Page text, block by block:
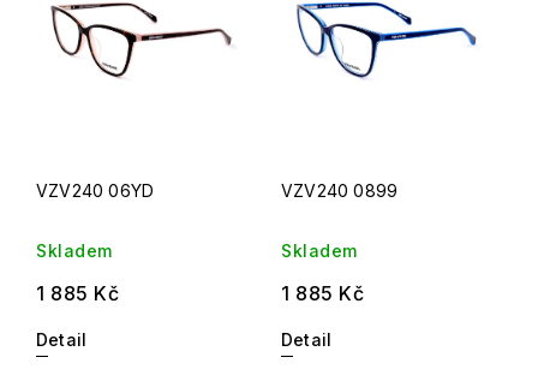
Abecedně
VZV240 06YD
Skladem
1 885 Kč
Detail
VZV240 0899
Skladem
1 885 Kč
Detail